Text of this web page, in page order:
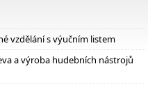
vzdělání s výučním listem
a výroba hudebních nástrojů